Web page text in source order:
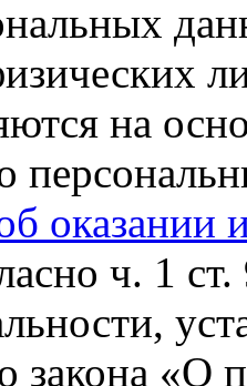
на
оказании
ч. 1
закона «О